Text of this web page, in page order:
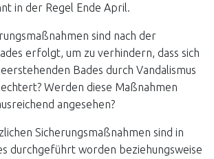
in der Regel Ende April.
sind nach der
erfolgt, um zu verhindern, dass sich
Bades durch Vandalismus
Werden diese Maßnahmen
angesehen?
Sicherungsmaßnahmen sind in
durchgeführt worden beziehungsweise